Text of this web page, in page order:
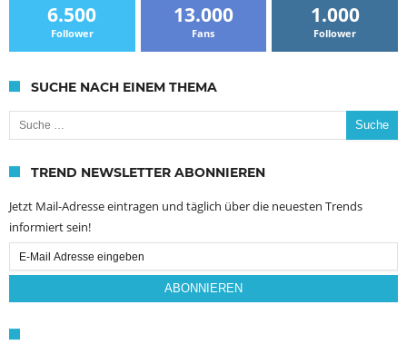
6.500
Follower
13.000
Fans
1.000
Follower
SUCHE NACH EINEM THEMA
Suche nach:
TREND NEWSLETTER ABONNIEREN
Jetzt Mail-Adresse eintragen und täglich über die neuesten Trends
informiert sein!
Email
Subscription
ABONNIEREN